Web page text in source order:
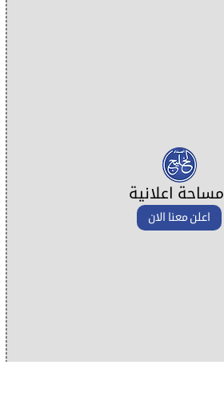
مساحة اعلانية
اعلن معنا الان